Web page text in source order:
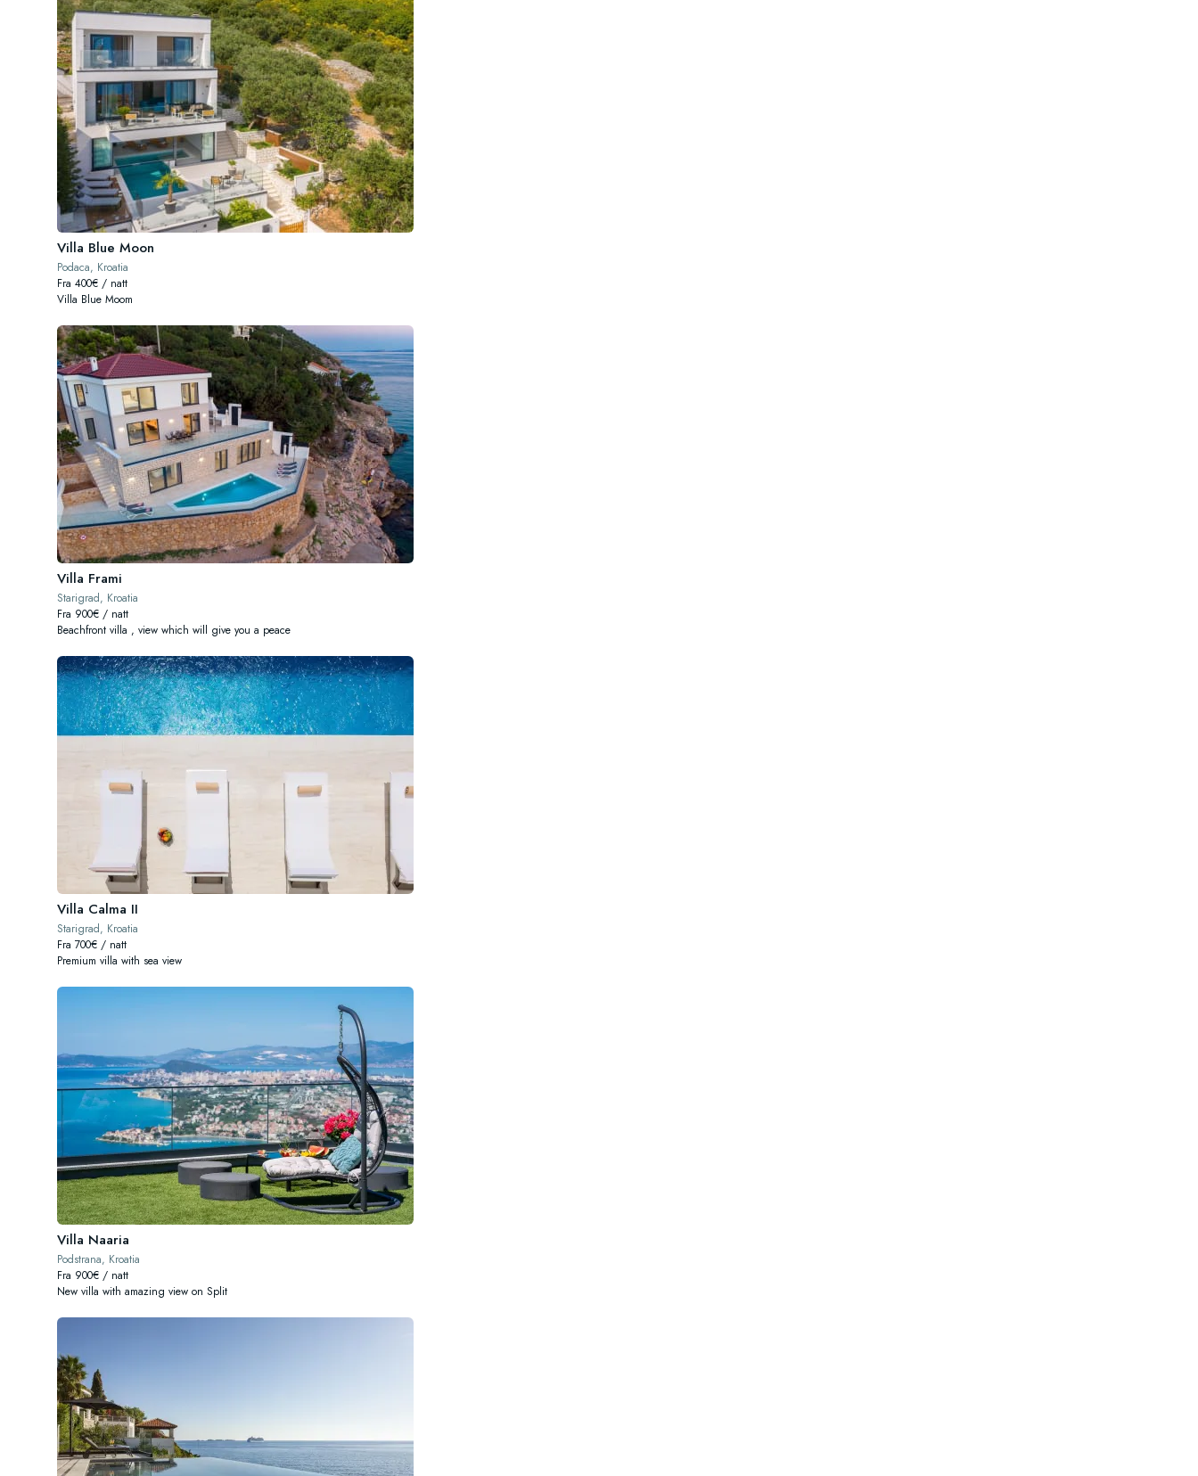
Villa Blue Moon
Podaca, Kroatia
Fra 400€ / natt
Villa Blue Moom
Villa Frami
Starigrad, Kroatia
Fra 900€ / natt
Beachfront villa , view which will give you a peace
Villa Calma II
Starigrad, Kroatia
Fra 700€ / natt
Premium villa with sea view
Villa Naaria
Podstrana, Kroatia
Fra 900€ / natt
New villa with amazing view on Split